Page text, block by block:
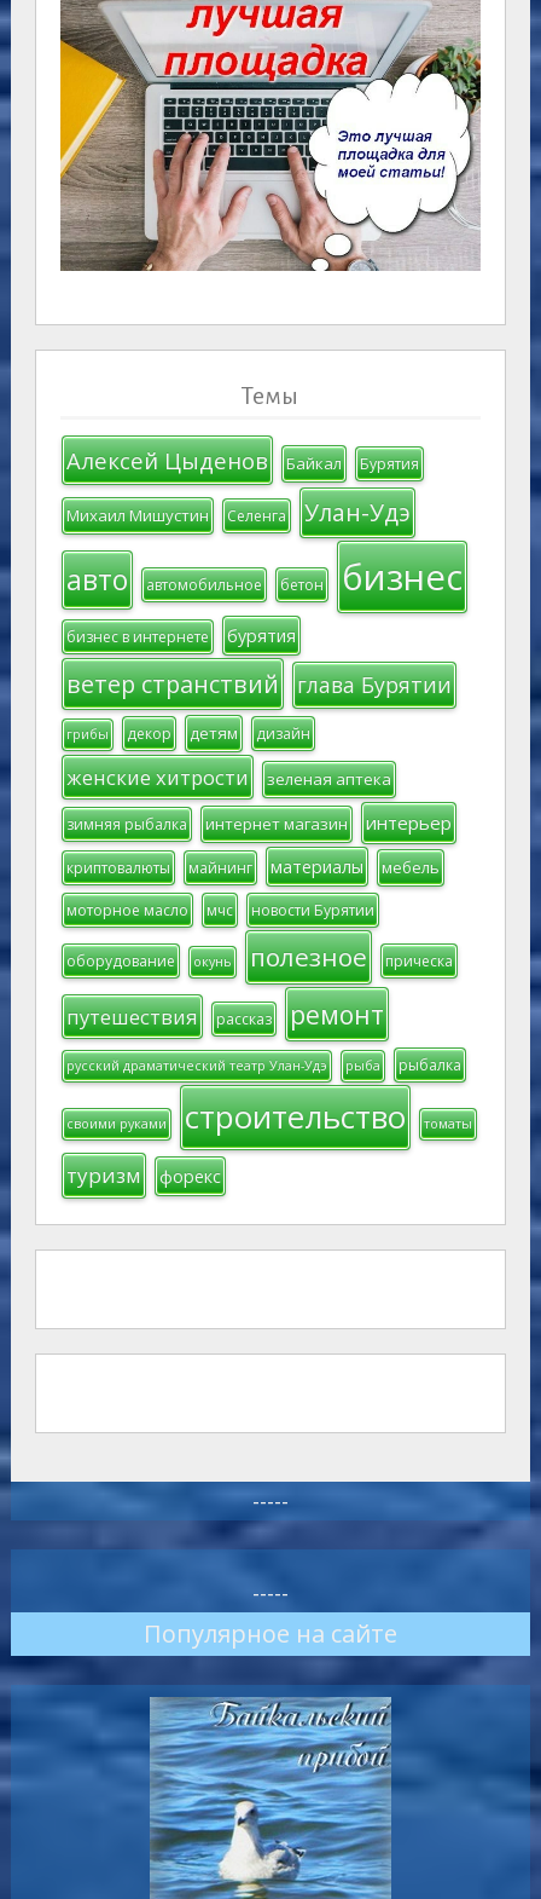
Темы
Алексей Цыденов Байкал Бурятия
Михаил Мишустин Селенга Улан-Удэ
авто автомобильное бетон бизнес
бизнес в интернете бурятия
ветер странствий глава Бурятии
грибы декор детям дизайн
женские хитрости зеленая аптека
зимняя рыбалка интернет магазин интерьер
криптовалюты майнинг материалы мебель
моторное масло мчс новости Бурятии
оборудование окунь полезное прическа
путешествия рассказ ремонт
русский драматический театр Улан-Удэ рыба рыбалка
своими руками строительство томаты
туризм форекс
-----
-----
Популярное на сайте